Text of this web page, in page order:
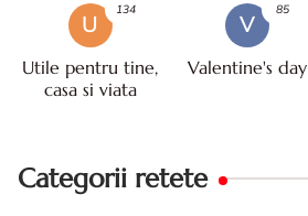
U
Utile pentru tine,
casa si viata
134
V
Valentine's day
85
Categorii retete